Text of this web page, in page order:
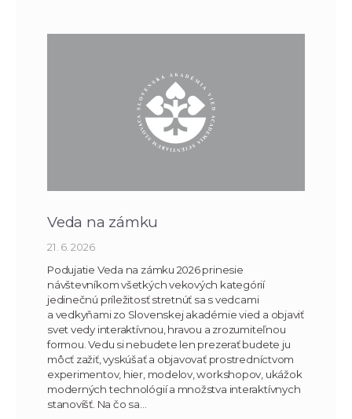
Veda na zámku
21. 6. 2026
Podujatie Veda na zámku 2026 prinesie
návštevníkom všetkých vekových kategórií
jedinečnú príležitosť stretnúť sa s vedcami
a vedkyňami zo Slovenskej akadémie vied a objaviť
svet vedy interaktívnou, hravou a zrozumiteľnou
formou. Vedu si nebudete len prezerať budete ju
môcť zažiť, vyskúšať a objavovať prostredníctvom
experimentov, hier, modelov, workshopov, ukážok
moderných technológií a množstva interaktívnych
stanovíšť. Na čo sa…